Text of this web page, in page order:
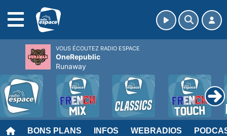
BONS PLANS INFOS WEBRADIOS
VOUS ÉCOUTEZ RADIO ESPACE
OneRepublic
Runaway